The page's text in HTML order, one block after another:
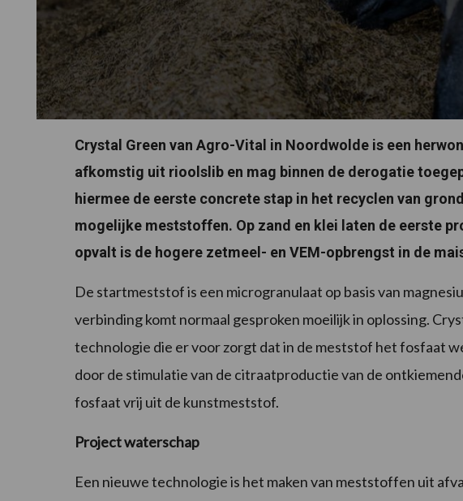
Crystal Green van Agro-Vital in Noordwolde is een
afkomstig uit rioolslib en mag binnen de derogatie
hiermee de eerste concrete stap in het recyclen van
mogelijke meststoffen. Op zand en klei laten de eerste
opvalt is de hogere zetmeel- en VEM-opbrengst in de
De startmeststof is een microgranulaat op basis van
verbinding komt normaal gesproken moeilijk in oplossing.
technologie die er voor zorgt dat in de meststof het fosfaat
door de stimulatie van de citraatproductie van de
fosfaat vrij uit de kunstmeststof.
Project waterschap
Een nieuwe technologie is het maken van meststoffen uit